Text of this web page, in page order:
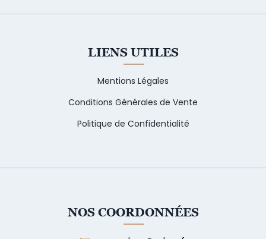
LIENS UTILES
Mentions Légales
Conditions Générales de Vente
Politique de Confidentialité
NOS COORDONNÉES